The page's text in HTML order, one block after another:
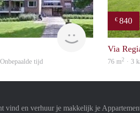
finder
tijd
€ 840
Via
76 m2 · 3
vind en verhuur je makkelijk je